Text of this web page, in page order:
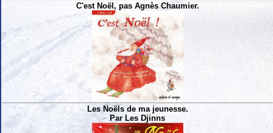
C'est Noël, pas Agnès Chaumier.
Les Noëls de ma jeunesse.
Par Les Djinns